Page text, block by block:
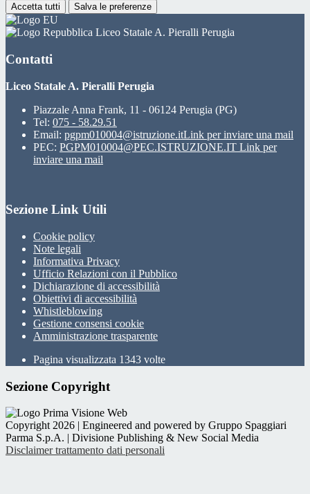
Accetta tutti Salva le preferenze
Liceo Statale A. Pieralli Perugia
Contatti
Liceo Statale A. Pieralli Perugia
Piazzale Anna Frank, 11 - 06124 Perugia (PG)
Tel: 075 - 58.29.51
Email: pgpm010004@istruzione.itLink per inviare una mail
PEC: PGPM010004@PEC.ISTRUZIONE.IT Link per
inviare una mail
Sezione Link Utili
Cookie policy
Note legali
Informativa Privacy
Ufficio Relazioni con il Pubblico
Dichiarazione di accessibilità
Obiettivi di accessibilità
Whistleblowing
Gestione consensi cookie
Amministrazione trasparente
Pagina visualizzata 1343 volte
Sezione Copyright
Copyright 2026 | Engineered and powered by Gruppo Spaggiari
Parma S.p.A. | Divisione Publishing & New Social Media
Disclaimer trattamento dati personali